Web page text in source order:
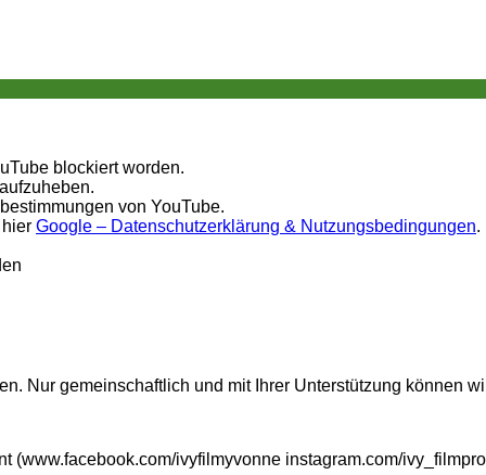
blockiert worden.
von YouTube.
Google – Datenschutzerklärung & Nutzungsbedingungen.
Nur gemeinschaftlich und mit Ihrer Unterstützung können
(www.facebook.com/ivyfilmyvonne instagram.com/